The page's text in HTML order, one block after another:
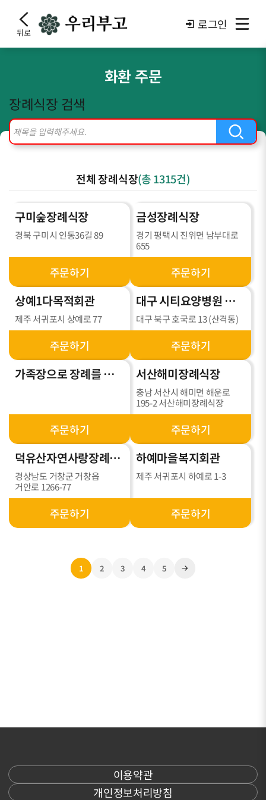
뒤로
로그인
화환 주문
장례식장 검색
전체 장례식장(총1315건)
구미숲장례식장
경북 구미시 인동36길 89
주문하기
금성장례식장
경기 평택시 진위면 남부대로
655
주문하기
상예1다목적회관
제주 서귀포시 상예로 77
주문하기
대구 시티요양병원 장례식장
대구 북구 호국로 13 (산격동)
주문하기
가족장으로 장례를 진행합니다.
주문하기
서산해미장례식장
충남 서산시 해미면 해운로
195-2 서산해미장례식장
주문하기
덕유산자연사랑장례식장
경상남도 거창군 거창읍
거안로 1266-77
주문하기
하예마을복지회관
제주 서귀포시 하예로 1-3
주문하기
1 2 3 4 5
이용약관
개인정보처리방침